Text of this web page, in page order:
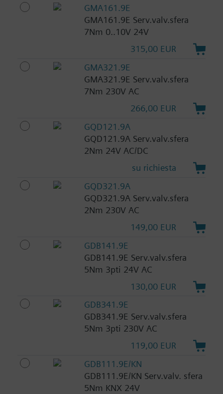
GMA161.9E
GMA161.9E Serv.valv.sfera
7Nm 0..10V 24V
315,00 EUR
GMA321.9E
GMA321.9E Serv.valv.sfera
7Nm 230V AC
266,00 EUR
GQD121.9A
GQD121.9A Serv.valv.sfera
2Nm 24V AC/DC
su richiesta
GQD321.9A
GQD321.9A Serv.valv.sfera
2Nm 230V AC
149,00 EUR
GDB141.9E
GDB141.9E Serv.valv.sfera
5Nm 3pti 24V AC
130,00 EUR
GDB341.9E
GDB341.9E Serv.valv.sfera
5Nm 3pti 230V AC
119,00 EUR
GDB111.9E/KN
GDB111.9E/KN Serv.valv. sfera
5Nm KNX 24V